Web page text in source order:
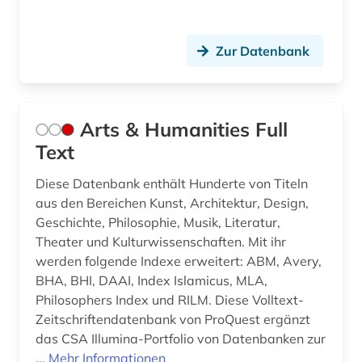
hebräisch (4)
herz (1)
herzog (1)
herzog-august-bibliothek (1)
herzogin anna amalia bibliothek (2)
hessen (1)
Zur Datenbank
Arts & Humanities Full
Text
Diese Datenbank enthält Hunderte von Titeln
aus den Bereichen Kunst, Architektur, Design,
Geschichte, Philosophie, Musik, Literatur,
Theater und Kulturwissenschaften. Mit ihr
werden folgende Indexe erweitert: ABM, Avery,
BHA, BHI, DAAI, Index Islamicus, MLA,
Philosophers Index und RILM. Diese Volltext-
Zeitschriftendatenbank von ProQuest ergänzt
das CSA Illumina-Portfolio von Datenbanken zur
... Mehr Informationen